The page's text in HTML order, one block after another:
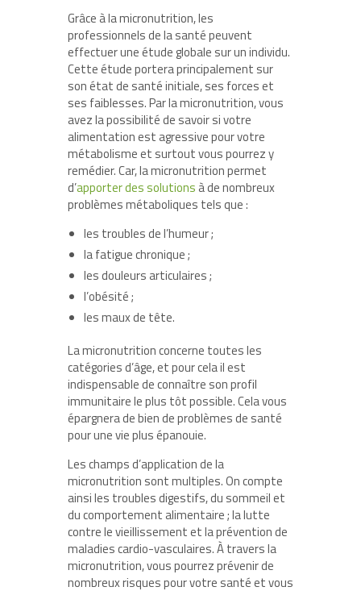
Grâce à la micronutrition, les
professionnels de la santé peuvent
effectuer une étude globale sur un individu.
Cette étude portera principalement sur
son état de santé initiale, ses forces et
ses faiblesses. Par la micronutrition, vous
avez la possibilité de savoir si votre
alimentation est agressive pour votre
métabolisme et surtout vous pourrez y
remédier. Car, la micronutrition permet
d’apporter des solutions à de nombreux
problèmes métaboliques tels que :
les troubles de l’humeur ;
la fatigue chronique ;
les douleurs articulaires ;
l’obésité ;
les maux de tête.
La micronutrition concerne toutes les
catégories d’âge, et pour cela il est
indispensable de connaître son profil
immunitaire le plus tôt possible. Cela vous
épargnera de bien de problèmes de santé
pour une vie plus épanouie.
Les champs d’application de la
micronutrition sont multiples. On compte
ainsi les troubles digestifs, du sommeil et
du comportement alimentaire ; la lutte
contre le vieillissement et la prévention de
maladies cardio-vasculaires. À travers la
micronutrition, vous pourrez prévenir de
nombreux risques pour votre santé et vous